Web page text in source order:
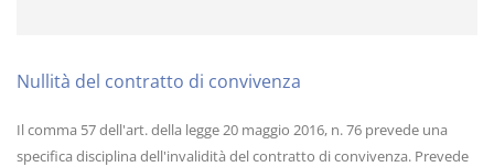
Nullità del contratto di convivenza
Il comma 57 dell'art. della legge 20 maggio 2016, n. 76 prevede una
specifica disciplina dell'invalidità del contratto di convivenza. Prevede